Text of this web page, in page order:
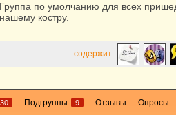
Группа по умолчанию для всех
нашему костру.
содержит:
Подгруппы 9 Отзывы Опросы